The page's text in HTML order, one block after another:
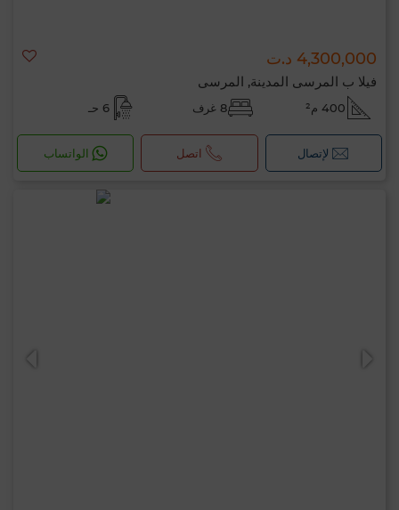
4,300,000 د.ت
فيلا ب المرسى المدينة, المرسى
400 م² 8 غرف 6 حـ
لإتصال اتصل الواتساب